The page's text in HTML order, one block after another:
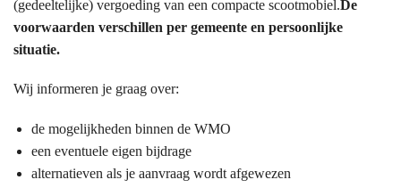
(gedeeltelijke) vergoeding van een compacte scootmobiel.De
voorwaarden verschillen per gemeente en persoonlijke
situatie.
Wij informeren je graag over:
de mogelijkheden binnen de WMO
een eventuele eigen bijdrage
alternatieven als je aanvraag wordt afgewezen